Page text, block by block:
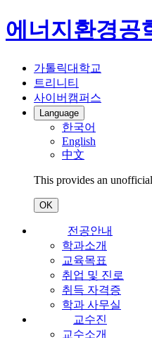
에너지환경공
가톨릭대학교
트리니티
사이버캠퍼스
Language
한국어
English
中文
This provides an
OK
전공안내
학과소개
교육목표
취업 및 진로
취득 자격증
학과 사무실
교수진
교수소개